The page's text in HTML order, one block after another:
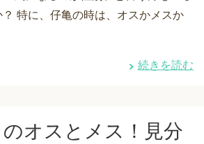
特に、仔亀の時は、オスかメスか
続きを読む
オスとメス！見分